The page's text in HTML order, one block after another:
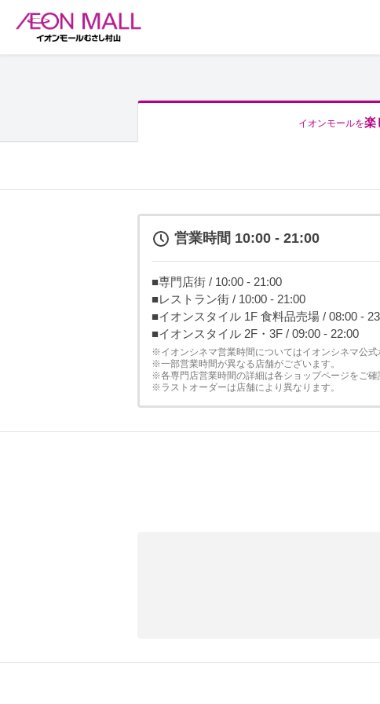
イオンモールを楽
営業時間 10:00 - 21:00
■専門店街 / 10:00 - 21:00
■レストラン街 / 10:00 - 21:00
■イオンスタイル 1F 食料品売場 / 08:00 -
■イオンスタイル 2F・3F / 09:00 - 22:00
※イオンシネマ営業時間についてはイオンシネマ公式
※一部営業時間が異なる店舗がございます。
※各専門店営業時間の詳細は各ショップページをご確
※ラストオーダーは店舗により異なります。